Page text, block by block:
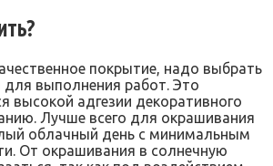
покрытие, надо выбрать
для выполнения работ. Это
высокой адгезии декоративного
Лучше всего для окрашивания
облачный день с минимальным
От окрашивания в солнечную